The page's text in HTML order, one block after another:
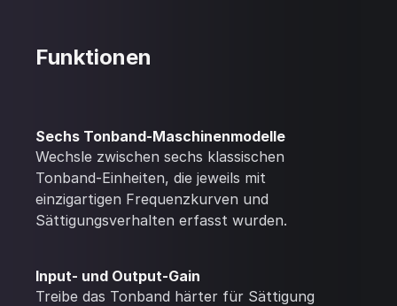
Funktionen
Sechs Tonband-Maschinenmodelle
Wechsle zwischen sechs klassischen
Tonband-Einheiten, die jeweils mit
einzigartigen Frequenzkurven und
Sättigungsverhalten erfasst wurden.
Input- und Output-Gain
Treibe das Tonband härter für Sättigung